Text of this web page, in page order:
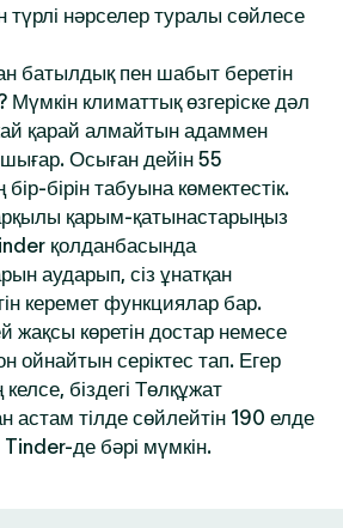
түрлі нәрселер туралы сөйлесе
батылдық пен шабыт беретін
Мүмкін климаттық өзгеріске дәл
қарай алмайтын адаммен
Осыған дейін 55
бірін табуына көмектестік.
қарым-қатынастарыңыз
қолданбасында
аударып, сіз ұнатқан
керемет функциялар бар.
жақсы көретін достар немесе
ойнайтын серіктес тап. Егер
біздегі Төлқұжат
тілде сөйлейтін 190 елде
де бәрі мүмкін.